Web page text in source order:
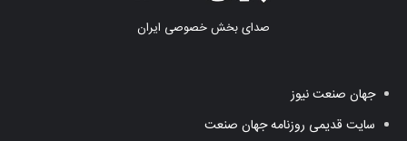
صدای بخش خصوصی ایران
جهان صنعت نیوز
سایت قدیمی روزنامه جهان صنعت